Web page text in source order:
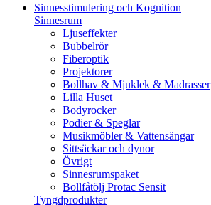
Sinnesstimulering och Kognition
Sinnesrum
Ljuseffekter
Bubbelrör
Fiberoptik
Projektorer
Bollhav & Mjuklek & Madrasser
Lilla Huset
Bodyrocker
Podier & Speglar
Musikmöbler & Vattensängar
Sittsäckar och dynor
Övrigt
Sinnesrumspaket
Bollfåtölj Protac Sensit
Tyngdprodukter